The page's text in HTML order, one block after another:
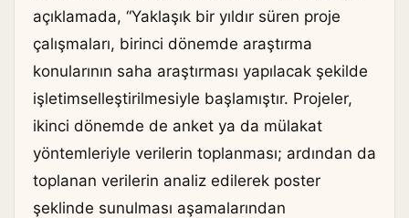
açıklamada, “Yaklaşık bir yıldır süren proje
çalışmaları, birinci dönemde araştırma
konularının saha araştırması yapılacak şekilde
işletimselleştirilmesiyle başlamıştır. Projeler,
ikinci dönemde de anket ya da mülakat
yöntemleriyle verilerin toplanması; ardından da
toplanan verilerin analiz edilerek poster
şeklinde sunulması aşamalarından